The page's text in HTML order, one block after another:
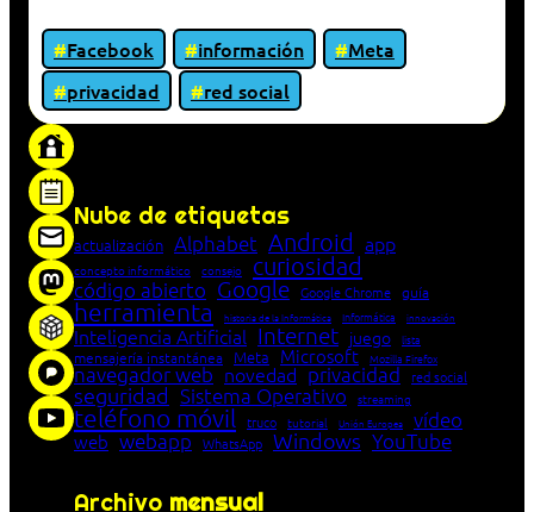
Facebook información
Meta
privacidad
red social
Nube de etiquetas
actualización Alphabet Android app
concepto informático consejo curiosidad
código abierto Google Google Chrome guía
herramienta historia de la Informática Informática innovación
Inteligencia Artificial Internet juego lista
mensajería instantánea Meta Microsoft Mozilla Firefox
navegador web novedad privacidad red social
seguridad Sistema Operativo streaming
teléfono móvil truco tutorial Unión Europea vídeo
web webapp WhatsApp Windows YouTube
Archivo mensual